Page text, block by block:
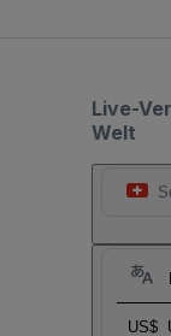
Live-
Welt
US$